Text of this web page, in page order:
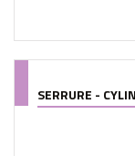
SERRURE -